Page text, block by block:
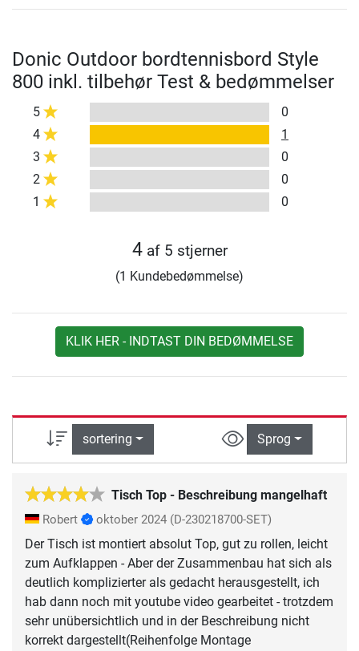
Donic Outdoor bordtennisbord Style
800 inkl. tilbehør Test & bedømmelser
5
0
4
1
3
0
2
0
1
0
4af 5 stjerner
(1 Kundebedømmelse)
KLIK HER - INDTAST DIN BEDØMMELSE
sortering Sprog
Tisch Top - Beschreibung mangelhaft
Robert oktober 2024 (D-230218700-SET)
Der Tisch ist montiert absolut Top, gut zu rollen, leicht
zum Aufklappen - Aber der Zusammenbau hat sich als
deutlich komplizierter als gedacht herausgestellt, ich
hab dann noch mit youtube video gearbeitet - trotzdem
sehr unübersichtlich und in der Beschreibung nicht
korrekt dargestellt(Reihenfolge Montage